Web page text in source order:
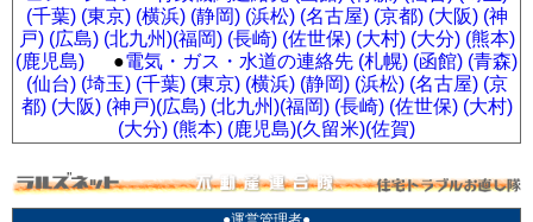
(千葉) (東京) (横浜) (静岡) (浜松) (名古屋) (京都) (大阪) (神
戸) (広島) (北九州)(福岡) (長崎) (佐世保) (大村) (大分) (熊本)
(鹿児島) ●電気・ガス・水道の連絡先 (札幌) (函館) (青森)
(仙台) (埼玉) (千葉) (東京) (横浜) (静岡) (浜松) (名古屋) (京
都) (大阪) (神戸)(広島) (北九州)(福岡) (長崎) (佐世保) (大村)
(大分) (熊本) (鹿児島)(久留米)(佐賀)